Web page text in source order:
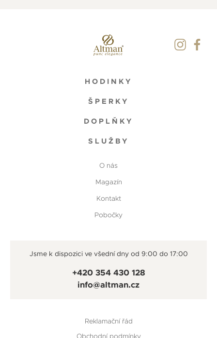
HODINKY
ŠPERKY
DOPLŇKY
SLUŽBY
O nás
Magazín
Kontakt
Pobočky
Jsme k dispozici ve všední dny od 9:00 do 17:00
+420 354 430 128
info@altman.cz
Reklamační řád
Obchodní podmínky